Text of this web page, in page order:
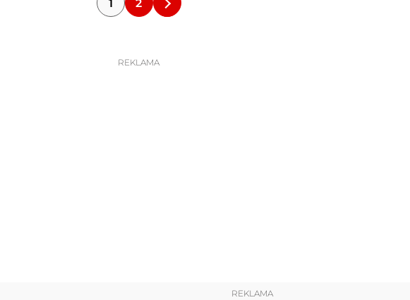
1 2
REKLAMA
REKLAMA